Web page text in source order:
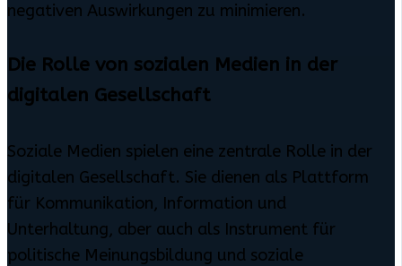
negativen Auswirkungen zu minimieren.
Die Rolle von sozialen Medien in der
digitalen Gesellschaft
Soziale Medien spielen eine zentrale Rolle in der
digitalen Gesellschaft. Sie dienen als Plattform
für Kommunikation, Information und
Unterhaltung, aber auch als Instrument für
politische Meinungsbildung und soziale